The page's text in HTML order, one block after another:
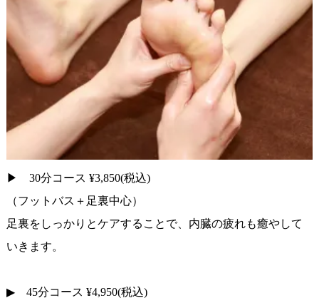
▶ 30分コース ¥3,850(税込)
（フットバス＋足裏中心）
足裏をしっかりとケアすることで、内臓の疲れも癒やして
いきます。
▶ 45分コース ¥4,950(税込)